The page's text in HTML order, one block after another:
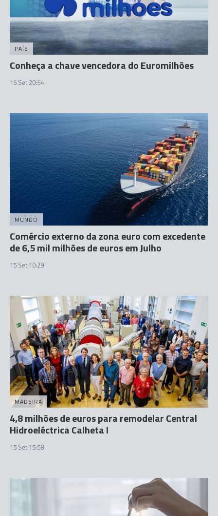
PAÍS
Conheça a chave vencedora do Euromilhões
15 Set 20:54
MUNDO
Comércio externo da zona euro com excedente
de 6,5 mil milhões de euros em Julho
15 Set 10:29
MADEIRA
4,8 milhões de euros para remodelar Central
Hidroeléctrica Calheta I
15 Set 15:58